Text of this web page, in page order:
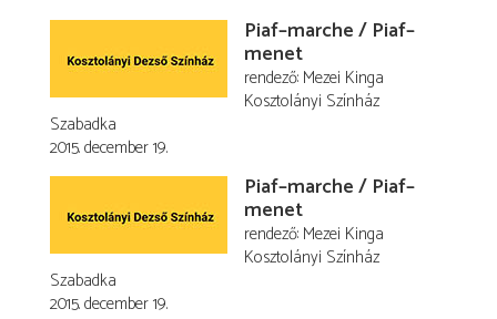
Piaf–marche / Piaf–
menet
rendező Mezei Kinga
Kosztolányi Színház
Szabadka
2015. december 19.
Piaf–marche / Piaf–
menet
rendező Mezei Kinga
Kosztolányi Színház
Szabadka
2015. december 19.